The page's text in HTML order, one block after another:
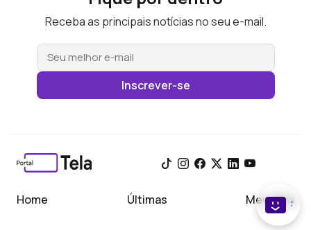
Receba as principais notícias no seu e-mail.
Inscrever-se
Home Últimas Meu Tela